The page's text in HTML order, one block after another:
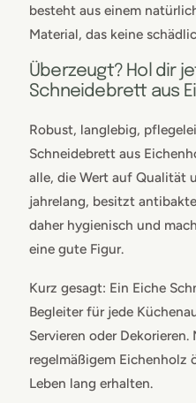
besteht aus einem
Material, das keine
Überzeugt? Hol dir
Schneidebrett aus
Robust, langlebig,
Schneidebrett aus
alle, die Wert auf Qualität
jahrelang, besitzt
daher hygienisch und
eine gute Figur.
Kurz gesagt: Ein Eiche
Begleiter für jede
Servieren oder
regelmäßigem Eichenholz
Leben lang erhalten.